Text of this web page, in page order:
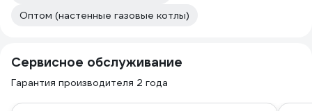
Оптом (настенные газовые котлы)
Сервисное обслуживание
Гарантия производителя 2 года